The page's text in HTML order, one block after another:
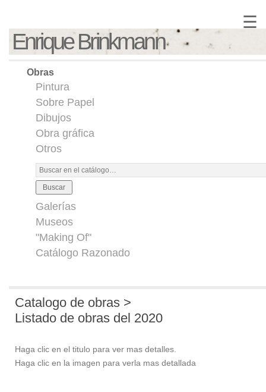
☰
Enrique Brinkmann
Obras
Pintura
Sobre Papel
Dibujos
Obra gráfica
Otros
Buscar
Galerías
Museos
"Making Of"
Catálogo Razonado
Catalogo de obras >
Listado de obras del 2020
Haga clic en el titulo para ver mas detalles.
Haga clic en la imagen para verla mas detallada